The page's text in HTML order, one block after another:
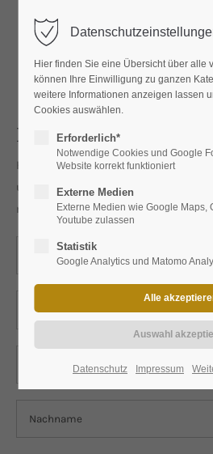
Produktanfrage
Hier können Sie das Produkt bei
uns umgehend mit Ihnen in
mitzuteilen wie Sie Produkt bei uns
Hier finden Sie eine Übersicht über alle
können Ihre Einwilligung zu ganzen
weitere Informationen anzeigen lassen
Cookies auswählen.
Erforderlich*
Notwendige Cookies und Google
Website korrekt funktioniert
Externe Medien
Externe Medien wie Google Maps,
Youtube zulassen
Statistik
Google Analytics und Matomo
Datenschutz Impressum